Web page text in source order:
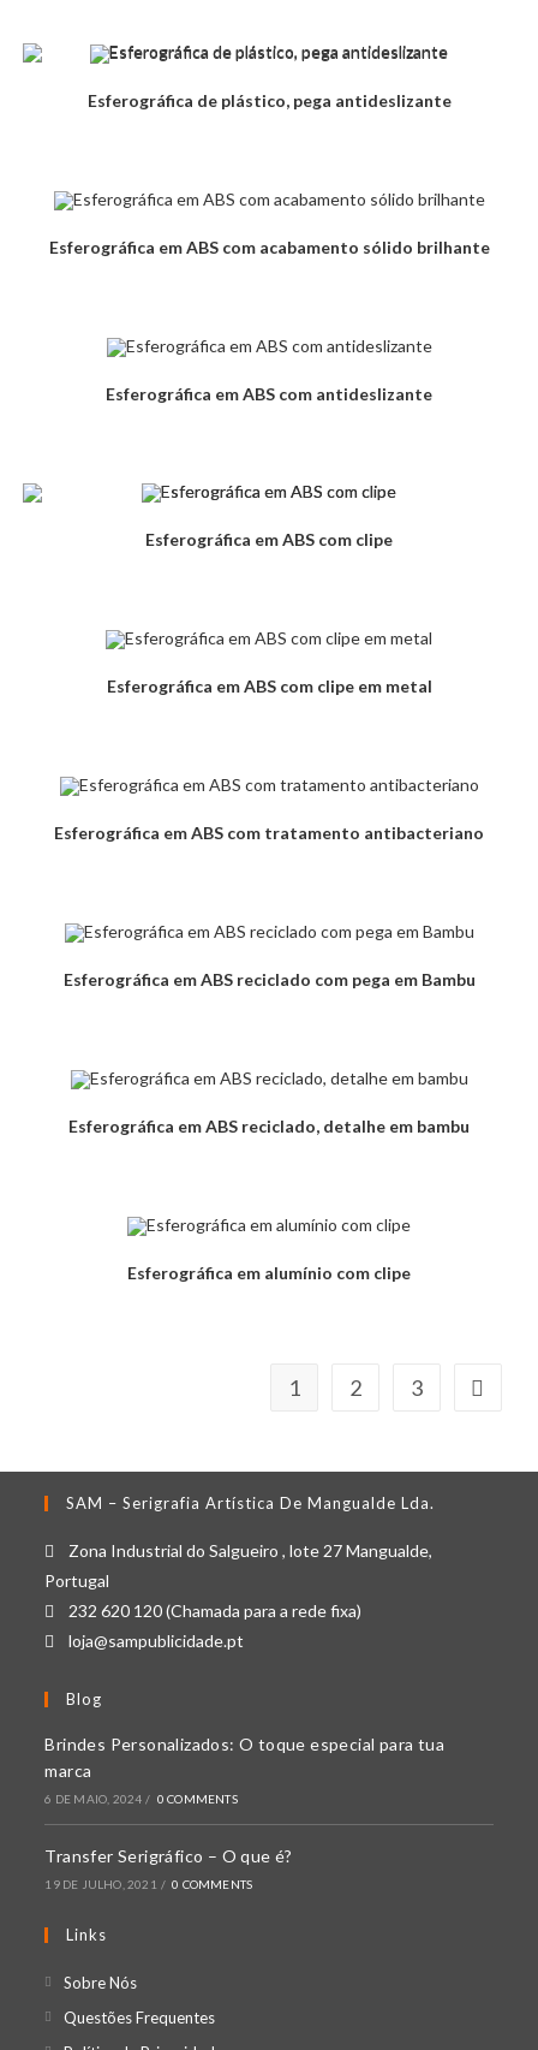
Esferográfica de plástico, pega antideslizante
Esferográfica em ABS com acabamento sólido brilhante
Esferográfica em ABS com antideslizante
Esferográfica em ABS com clipe
Esferográfica em ABS com clipe em metal
Esferográfica em ABS com tratamento antibacteriano
Esferográfica em ABS reciclado com pega em Bambu
Esferográfica em ABS reciclado, detalhe em bambu
Esferográfica em alumínio com clipe
1 2 3
SAM – Serigrafia Artística De Mangualde Lda.
Zona Industrial do Salgueiro , lote 27 Mangualde,
Portugal
232 620 120 (Chamada para a rede fixa)
loja@sampublicidade.pt
Blog
Brindes Personalizados: O toque especial para tua
marca
6 DE MAIO, 2024 / 0 COMMENTS
Transfer Serigráfico – O que é?
19 DE JULHO, 2021 / 0 COMMENTS
Links
Sobre NósOpens
in
Questões FrequentesOpens